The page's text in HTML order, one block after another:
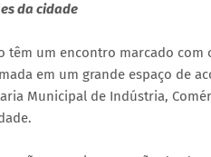
da cidade
têm um encontro marcado
em um grande espaço de
Municipal de Indústria,